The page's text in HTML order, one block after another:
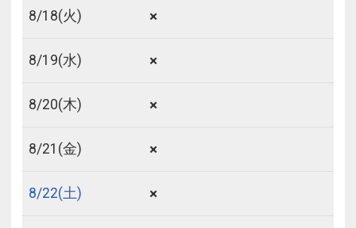
8/18(火) ×
8/19(水) ×
8/20(木) ×
8/21 (金) ×
8/22(土) ×